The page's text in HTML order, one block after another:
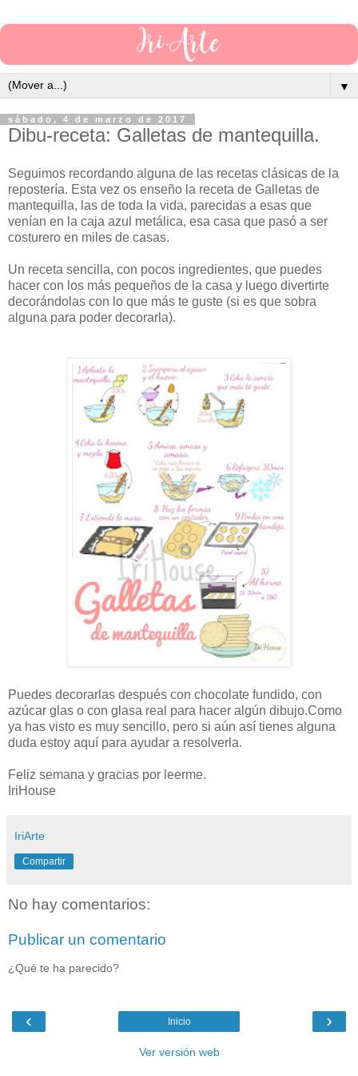
▼
sábado, 4 de marzo de 2017
Dibu-receta: Galletas de mantequilla.
Seguimos recordando alguna de las recetas clásicas de la
repostería. Esta vez os enseño la receta de Galletas de
mantequilla, las de toda la vida, parecidas a esas que
venían en la caja azul metálica, esa casa que pasó a ser
costurero en miles de casas.
Un receta sencilla, con pocos ingredientes, que puedes
hacer con los más pequeños de la casa y luego divertirte
decorándolas con lo que más te guste (si es que sobra
alguna para poder decorarla).
Puedes decorarlas después con chocolate fundido, con
azúcar glas o con glasa real para hacer algún dibujo.Como
ya has visto es muy sencillo, pero si aún así tienes alguna
duda estoy aquí para ayudar a resolverla.
Feliz semana y gracias por leerme.
IriHouse
IriArte
Compartir
No hay comentarios:
Publicar un comentario
¿Qué te ha parecido?
‹ ›
Inicio
Ver versión web